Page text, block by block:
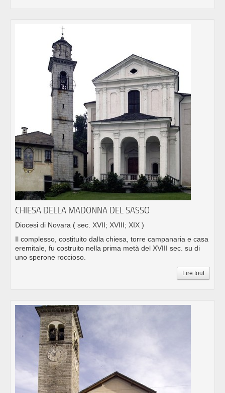
CHIESA DELLA MADONNA DEL SASSO
Diocesi di Novara ( sec. XVII; XVIII; XIX )
Il complesso, costituito dalla chiesa, torre campanaria e casa
eremitale, fu costruito nella prima metà del XVIII sec. su di
uno sperone roccioso.
Lire tout